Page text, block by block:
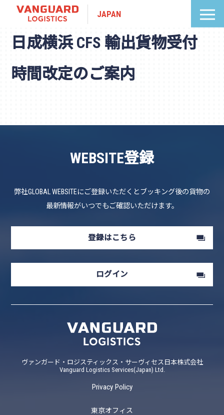
JAPAN
日成横浜 CFS 輸出貨物受付
時間改定のご案内
WEBSITE登録
弊社GLOBAL WEBSITEにご登録いただくとブッキング後の貨物の
最新情報がいつでもご確認いただけます。
登録はこちら
ログイン
ヴァンガード・ロジスティックス・サーヴィセス日本株式会社
Vanguard Logistics Services(Japan) Ltd.
Privacy Policy
東京オフィス